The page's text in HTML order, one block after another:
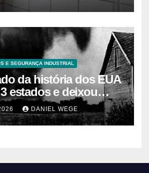
E SEGURANÇA INDUSTRIAL
da história dos EUA
estados e deixou
mortos
DANIEL WEGE